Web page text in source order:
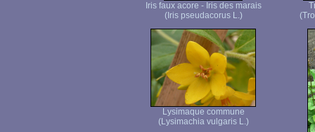
Iris faux acore - Iris des marais
(Iris pseudacorus L.)
Lysimaque commune
(Lysimachia vulgaris L.)